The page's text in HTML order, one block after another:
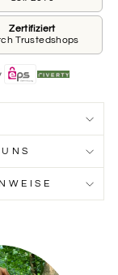
Zertifiziert
Trustedshops